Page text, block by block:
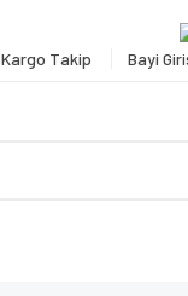
Kargo Takip Bayi